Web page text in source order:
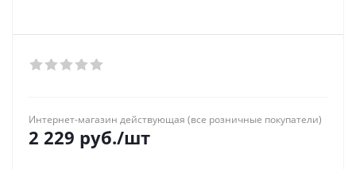
Интернет-магазин действующая (все розничные покупатели)
2 229 руб./шт